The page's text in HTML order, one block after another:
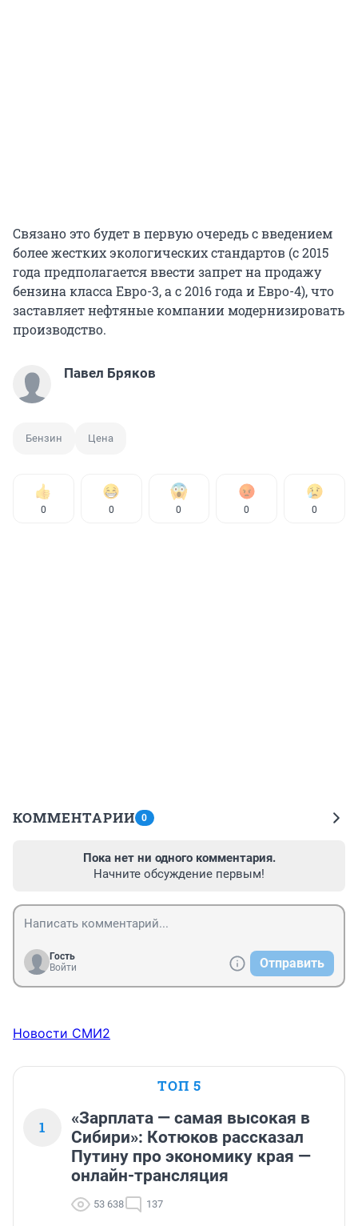
Связано это будет в первую очередь с введением
более жестких экологических стандартов (с 2015
года предполагается ввести запрет на продажу
бензина класса Евро-3, а с 2016 года и Евро-4), что
заставляет нефтяные компании модернизировать
производство.
Павел Бряков
Бензин Цена
0 0 0 0 0
КОММЕНТАРИИ 0
Пока нет ни одного комментария.
Начните обсуждение первым!
Гость
Войти
Отправить
Новости СМИ2
ТОП 5
1
«Зарплата — самая высокая в
Сибири»: Котюков рассказал
Путину про экономику края —
онлайн-трансляция
53 638 137